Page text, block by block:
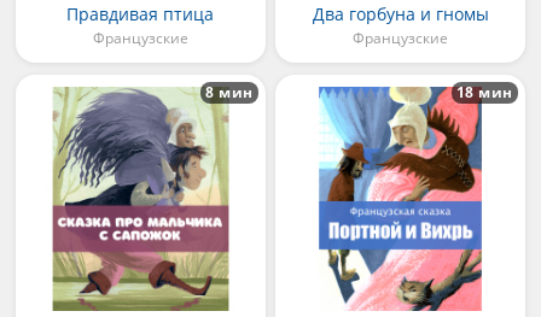
Правдивая птица
Французские
Два горбуна и гномы
Французские
8 мин 18 мин